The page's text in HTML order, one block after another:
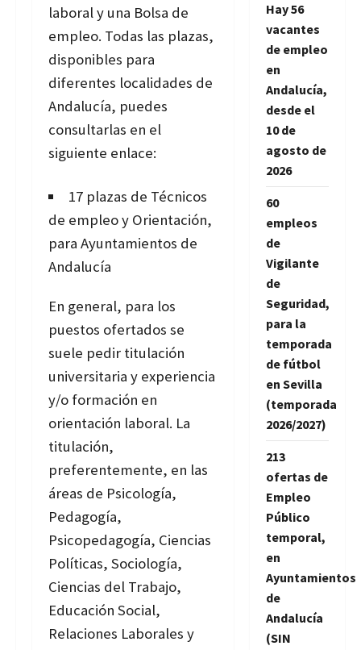
laboral y una Bolsa de
empleo. Todas las plazas,
disponibles para
diferentes localidades de
Andalucía, puedes
consultarlas en el
siguiente enlace:
17 plazas de Técnicos
de empleo y Orientación,
para Ayuntamientos de
Andalucía
En general, para los
puestos ofertados se
suele pedir titulación
universitaria y experiencia
y/o formación en
orientación laboral. La
titulación,
preferentemente, en las
áreas de Psicología,
Pedagogía,
Psicopedagogía, Ciencias
Políticas, Sociología,
Ciencias del Trabajo,
Educación Social,
Relaciones Laborales y
Hay 56
vacantes
de empleo
en
Andalucía,
desde el
10 de
agosto de
2026
60
empleos
de
Vigilante
de
Seguridad,
para la
temporada
de fútbol
en Sevilla
(temporada
2026/2027)
213
ofertas de
Empleo
Público
temporal,
en
Ayuntamientos
de
Andalucía
(SIN